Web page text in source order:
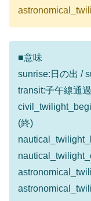
■意味
sunrise:日の出 /
transit:子午線通過
(終)